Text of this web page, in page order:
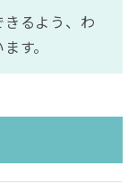
るよう、わ
す。